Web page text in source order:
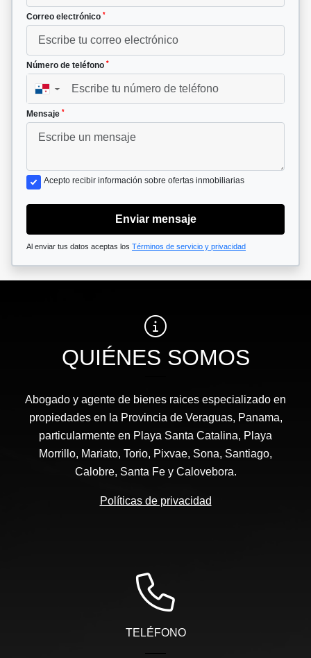
Correo electrónico *
Número de teléfono *
▼
Mensaje *
Acepto recibir información sobre ofertas inmobiliarias
Enviar mensaje
Al enviar tus datos aceptas los Términos de servicio y privacidad
QUIÉNES SOMOS
Abogado y agente de bienes raices especializado en
propiedades en la Provincia de Veraguas, Panama,
particularmente en Playa Santa Catalina, Playa
Morrillo, Mariato, Torio, Pixvae, Sona, Santiago,
Calobre, Santa Fe y Calovebora.
Políticas de privacidad
TELÉFONO